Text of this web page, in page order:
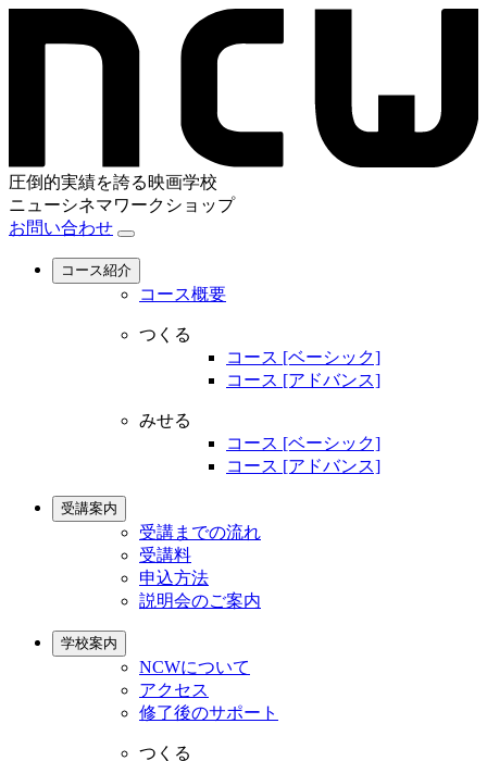
圧倒的実績を誇る映画学校
ニューシネマワークショップ
お問い合わせ
コース紹介
コース概要
つくる
コース [ベーシック]
コース [アドバンス]
みせる
コース [ベーシック]
コース [アドバンス]
受講案内
受講までの流れ
受講料
申込方法
説明会のご案内
学校案内
NCWについて
アクセス
修了後のサポート
つくる